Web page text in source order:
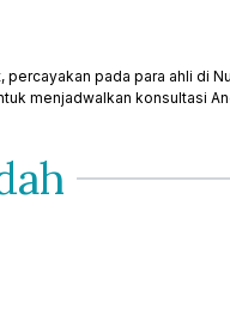
pada para ahli di
menjadwalkan konsultasi